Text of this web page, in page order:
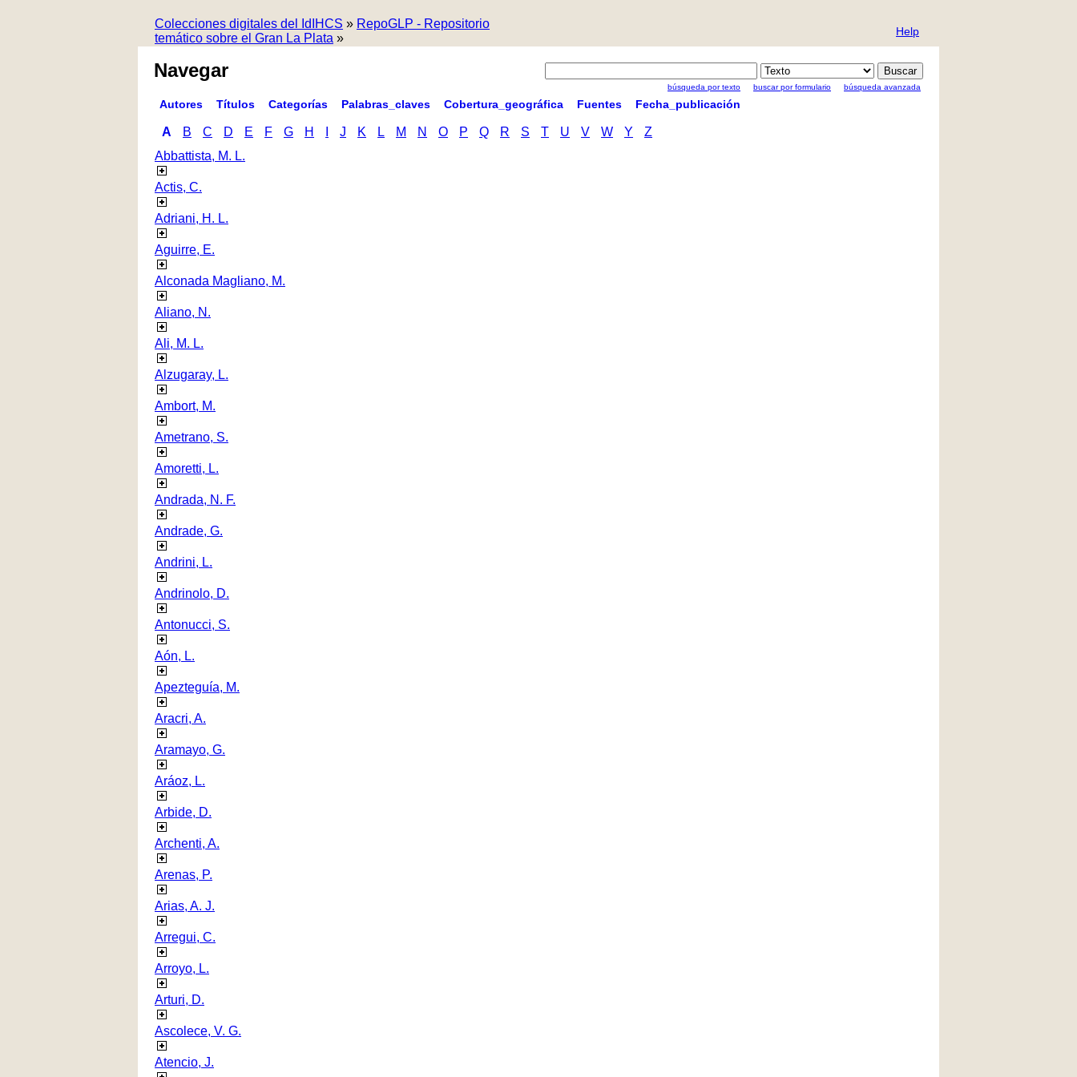
Colecciones digitales del IdIHCS » RepoGLP - Repositorio
temático sobre el Gran La Plata » Help
Navegar
búsqueda por texto buscar por formulario búsqueda avanzada
Autores Títulos Categorías Palabras_claves Cobertura_geográfica Fuentes Fecha_publicación
A B C D E F G H J K L M N O P Q R S T U V W Y
Z
Abbattista, M. L.
Actis, C.
Adriani, H. L.
Aguirre, E.
Alconada Magliano, M.
Aliano, N.
Ali, M. L.
Alzugaray, L.
Ambort, M.
Ametrano, S.
Amoretti, L.
Andrada, N. F.
Andrade, G.
Andrini, L.
Andrinolo, D.
Antonucci, S.
Aón, L.
Apezteguía, M.
Aracri, A.
Aramayo, G.
Aráoz, L.
Arbide, D.
Archenti, A.
Arenas, P.
Arias, A. J.
Arregui, C.
Arroyo, L.
Arturi, D.
Ascolece, V. G.
Atencio, J.